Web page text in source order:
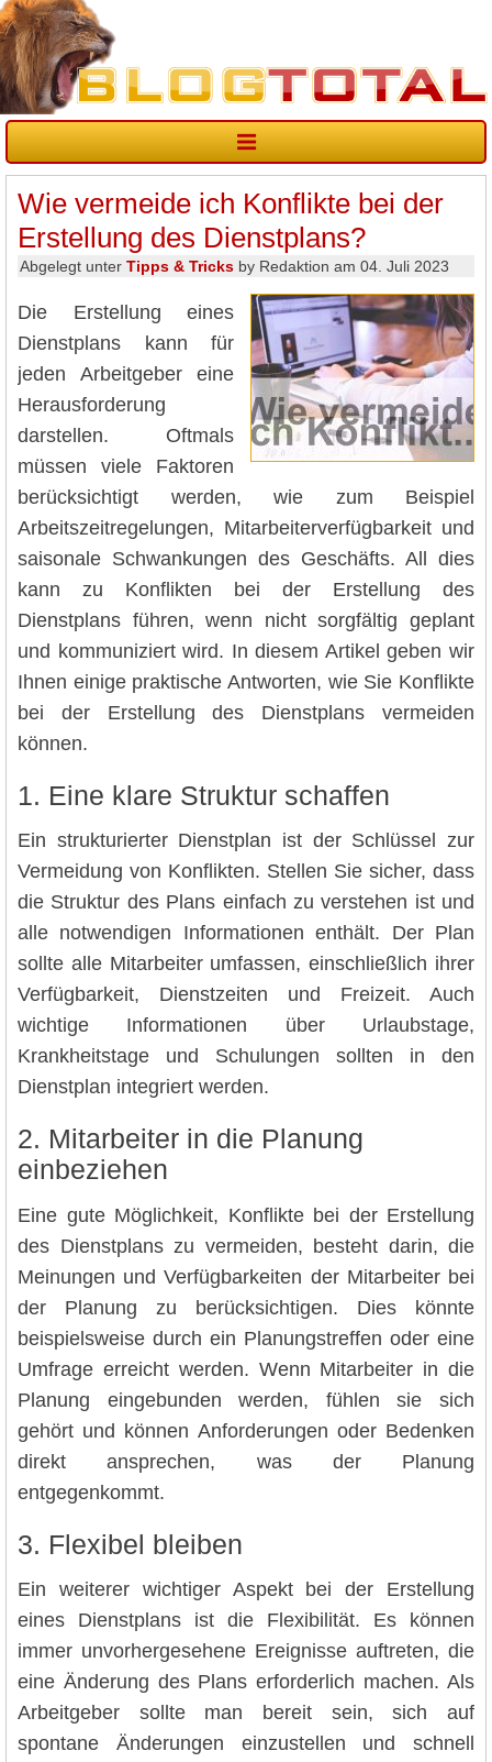
Wie vermeide ich Konflikte bei der
Erstellung des Dienstplans?
Abgelegt unter Tipps & Tricks by Redaktion am 04. Juli 2023
Die Erstellung eines
Dienstplans kann für
jeden Arbeitgeber eine
Herausforderung
darstellen. Oftmals
müssen viele Faktoren
berücksichtigt werden, wie zum Beispiel
Arbeitszeitregelungen, Mitarbeiterverfügbarkeit und
saisonale Schwankungen des Geschäfts. All dies
kann zu Konflikten bei der Erstellung des
Dienstplans führen, wenn nicht sorgfältig geplant
und kommuniziert wird. In diesem Artikel geben wir
Ihnen einige praktische Antworten, wie Sie Konflikte
bei der Erstellung des Dienstplans vermeiden
können.
1. Eine klare Struktur schaffen
Ein strukturierter Dienstplan ist der Schlüssel zur
Vermeidung von Konflikten. Stellen Sie sicher, dass
die Struktur des Plans einfach zu verstehen ist und
alle notwendigen Informationen enthält. Der Plan
sollte alle Mitarbeiter umfassen, einschließlich ihrer
Verfügbarkeit, Dienstzeiten und Freizeit. Auch
wichtige Informationen über Urlaubstage,
Krankheitstage und Schulungen sollten in den
Dienstplan integriert werden.
2. Mitarbeiter in die Planung
einbeziehen
Eine gute Möglichkeit, Konflikte bei der Erstellung
des Dienstplans zu vermeiden, besteht darin, die
Meinungen und Verfügbarkeiten der Mitarbeiter bei
der Planung zu berücksichtigen. Dies könnte
beispielsweise durch ein Planungstreffen oder eine
Umfrage erreicht werden. Wenn Mitarbeiter in die
Planung eingebunden werden, fühlen sie sich
gehört und können Anforderungen oder Bedenken
direkt ansprechen, was der Planung
entgegenkommt.
3. Flexibel bleiben
Ein weiterer wichtiger Aspekt bei der Erstellung
eines Dienstplans ist die Flexibilität. Es können
immer unvorhergesehene Ereignisse auftreten, die
eine Änderung des Plans erforderlich machen. Als
Arbeitgeber sollte man bereit sein, sich auf
spontane Änderungen einzustellen und schnell